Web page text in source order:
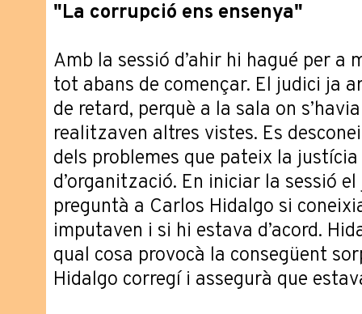
"La corrupció ens ensenya"
Amb la sessió d’ahir hi hagué per a
tot abans de començar. El judici ja
de retard, perquè a la sala on
realitzaven altres vistes. Es
dels problemes que pateix la
d’organització. En iniciar la sessió
preguntà a Carlos Hidalgo si
imputaven i si hi estava d’acord.
qual cosa provocà la consegüent
Hidalgo corregí i assegurà que